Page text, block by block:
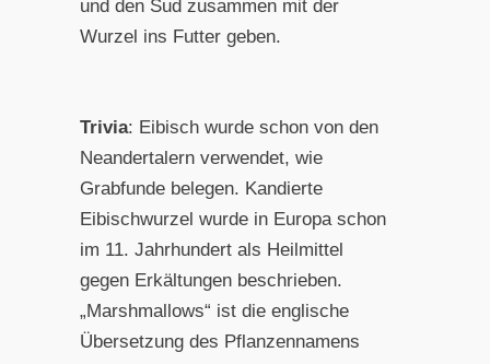
und den Sud zusammen mit der
Wurzel ins Futter geben.
Trivia: Eibisch wurde schon von den
Neandertalern verwendet, wie
Grabfunde belegen. Kandierte
Eibischwurzel wurde in Europa schon
im 11. Jahrhundert als Heilmittel
gegen Erkältungen beschrieben.
„Marshmallows“ ist die englische
Übersetzung des Pflanzennamens